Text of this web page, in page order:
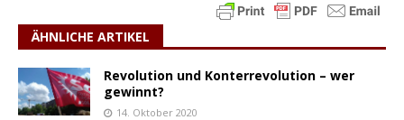
ÄHNLICHE ARTIKEL
Revolution und Konterrevolution – wer
gewinnt?
14. Oktober 2020